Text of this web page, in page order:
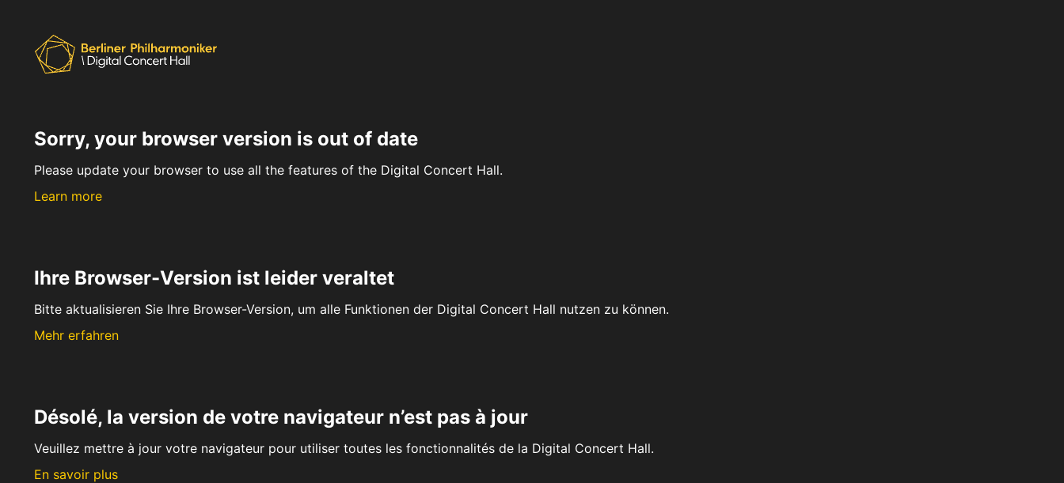
Sorry, your browser version is out of date
Please update your browser to use all the features of the Digital Concert Hall.
Learn more
Ihre Browser-Version ist leider veraltet
Bitte aktualisieren Sie Ihre Browser-Version, um alle Funktionen der Digital Concert Hall nutzen zu können.
Mehr erfahren
Désolé, la version de votre navigateur n’est pas à jour
Veuillez mettre à jour votre navigateur pour utiliser toutes les fonctionnalités de la Digital Concert Hall.
En savoir plus